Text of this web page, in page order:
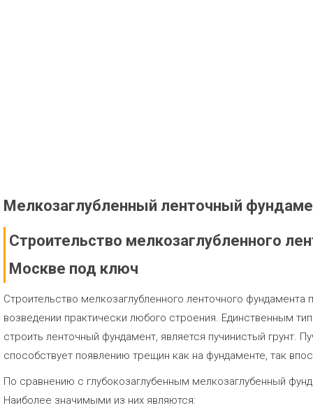
Мелкозаглубленный ленточный
Строительство мелкозаглубленного
Москве под ключ
Строительство мелкозаглубленного ленточного фундамента
возведении практически любого строения. Единственным
строить ленточный фундамент, является пучинистый грунт.
способствует появлению трещин как на фундаменте, так
По сравнению с глубокозаглубенным мелкозаглубенный
Наиболее значимыми из них являются: